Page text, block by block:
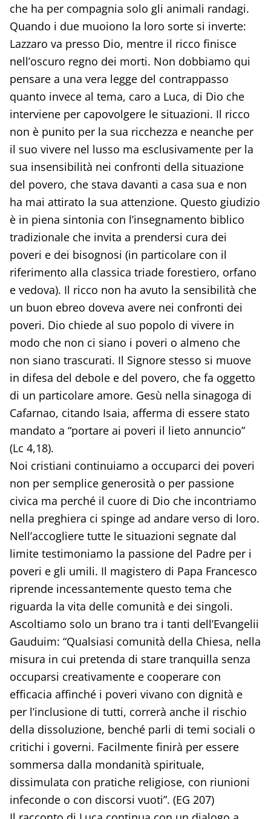
che ha per compagnia solo gli animali randagi.
Quando i due muoiono la loro sorte si inverte:
Lazzaro va presso Dio, mentre il ricco finisce
nell’oscuro regno dei morti. Non dobbiamo qui
pensare a una vera legge del contrappasso
quanto invece al tema, caro a Luca, di Dio che
interviene per capovolgere le situazioni. Il ricco
non è punito per la sua ricchezza e neanche per
il suo vivere nel lusso ma esclusivamente per la
sua insensibilità nei confronti della situazione
del povero, che stava davanti a casa sua e non
ha mai attirato la sua attenzione. Questo giudizio
è in piena sintonia con l’insegnamento biblico
tradizionale che invita a prendersi cura dei
poveri e dei bisognosi (in particolare con il
riferimento alla classica triade forestiero, orfano
e vedova). Il ricco non ha avuto la sensibilità che
un buon ebreo doveva avere nei confronti dei
poveri. Dio chiede al suo popolo di vivere in
modo che non ci siano i poveri o almeno che
non siano trascurati. Il Signore stesso si muove
in difesa del debole e del povero, che fa oggetto
di un particolare amore. Gesù nella sinagoga di
Cafarnao, citando Isaia, afferma di essere stato
mandato a “portare ai poveri il lieto annuncio”
(Lc 4,18).
Noi cristiani continuiamo a occuparci dei poveri
non per semplice generosità o per passione
civica ma perché il cuore di Dio che incontriamo
nella preghiera ci spinge ad andare verso di loro.
Nell’accogliere tutte le situazioni segnate dal
limite testimoniamo la passione del Padre per i
poveri e gli umili. Il magistero di Papa Francesco
riprende incessantemente questo tema che
riguarda la vita delle comunità e dei singoli.
Ascoltiamo solo un brano tra i tanti dell’Evangelii
Gauduim: “Qualsiasi comunità della Chiesa, nella
misura in cui pretenda di stare tranquilla senza
occuparsi creativamente e cooperare con
efficacia affinché i poveri vivano con dignità e
per l’inclusione di tutti, correrà anche il rischio
della dissoluzione, benché parli di temi sociali o
critichi i governi. Facilmente finirà per essere
sommersa dalla mondanità spirituale,
dissimulata con pratiche religiose, con riunioni
infeconde o con discorsi vuoti”. (EG 207)